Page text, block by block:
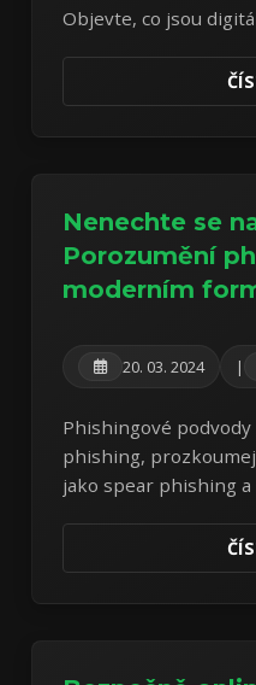
Objevte, co jsou
Nenechte se
Porozumění
moderním
20. 03. 2024 |
Phishingové
phishing,
jako spear phishing